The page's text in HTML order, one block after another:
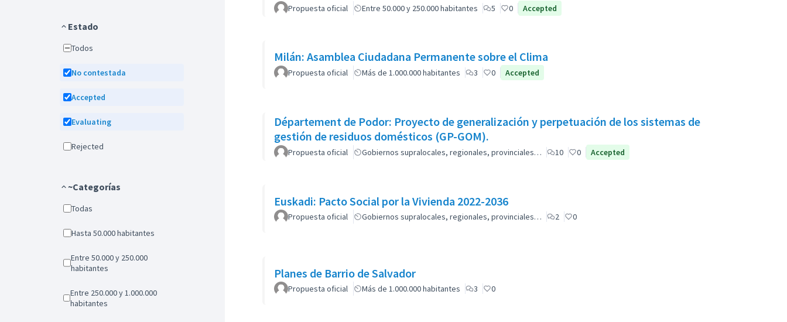
Estado
Todos
No contestada
Accepted
Evaluating
Rejected
~Categorías
Todas
Hasta 50.000 habitantes
Entre 50.000 y 250.000
habitantes
Entre 250.000 y 1.000.000
habitantes
Propuesta oficial Entre 50.000 y 250.000 habitantes 5 0 Accepted
Milán: Asamblea Ciudadana Permanente sobre el Clima
Propuesta oficial Más de 1.000.000 habitantes 3 0 Accepted
Département de Podor: Proyecto de generalización y perpetuación de los sistemas de
gestión de residuos domésticos (GP-GOM).
Propuesta oficial Gobiernos supralocales, regionales, provinciales… 10 0 Accepted
Euskadi: Pacto Social por la Vivienda 2022-2036
Propuesta oficial Gobiernos supralocales, regionales, provinciales… 2 0
Planes de Barrio de Salvador
Propuesta oficial Más de 1.000.000 habitantes 3 0